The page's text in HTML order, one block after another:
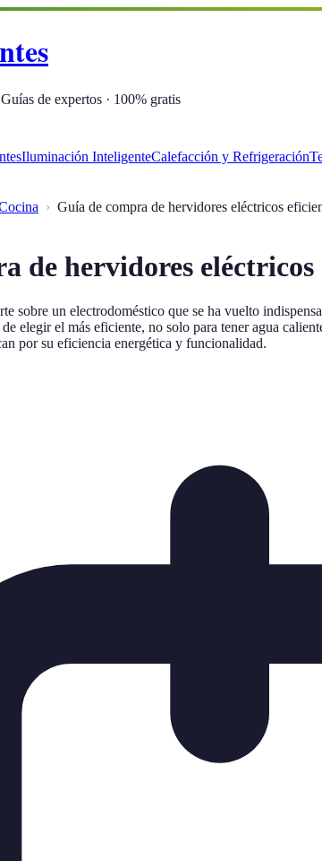
de expertos · 100% gratis
Iluminación InteligenteCalefacción y Refrigeración
Guía de compra de hervidores eléctricos
de hervidores eléctricos
sobre un electrodoméstico que se ha vuelto
elegir el más eficiente, no solo para tener agua
por su eficiencia energética y funcionalidad.